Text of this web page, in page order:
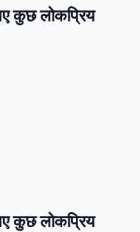
कुछ लोकप्रिय
कुछ लोकप्रिय